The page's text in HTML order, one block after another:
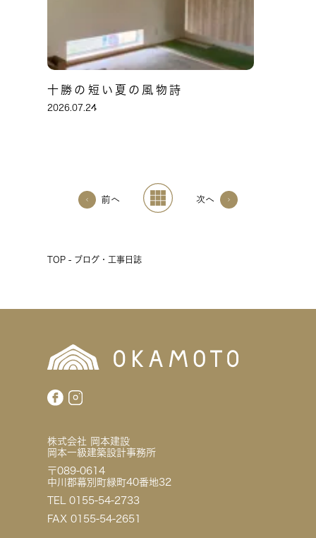
十勝の短い夏の風物詩
2026.07.24
前へ 次へ
TOP - ブログ・工事日誌
株式会社 岡本建設
岡本一級建築設計事務所
〒089-0614
中川郡幕別町緑町40番地32
TEL 0155-54-2733
FAX 0155-54-2651